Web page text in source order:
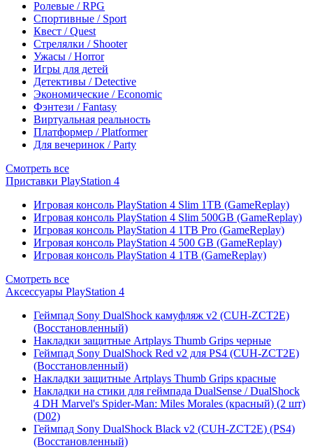
Ролевые / RPG
Спортивные / Sport
Квест / Quest
Стрелялки / Shooter
Ужасы / Horror
Игры для детей
Детективы / Detective
Экономические / Economic
Фэнтези / Fantasy
Виртуальная реальность
Платформер / Platformer
Для вечеринок / Party
Смотреть все
Приставки PlayStation 4
Игровая консоль PlayStation 4 Slim 1TB (GameReplay)
Игровая консоль PlayStation 4 Slim 500GB (GameReplay)
Игровая консоль PlayStation 4 1TB Pro (GameReplay)
Игровая консоль PlayStation 4 500 GB (GameReplay)
Игровая консоль PlayStation 4 1TB (GameReplay)
Смотреть все
Аксессуары PlayStation 4
Геймпад Sony DualShock камуфляж v2 (CUH-ZCT2E)
(Восстановленный)
Накладки защитные Artplays Thumb Grips черные
Геймпад Sony DualShock Red v2 для PS4 (CUH-ZCT2E)
(Восстановленный)
Накладки защитные Artplays Thumb Grips красные
Накладки на стики для геймпада DualSense / DualShock
4 DH Marvel's Spider-Man: Miles Morales (красный) (2 шт)
(D02)
Геймпад Sony DualShock Black v2 (CUH-ZCT2E) (PS4)
(Восстановленный)